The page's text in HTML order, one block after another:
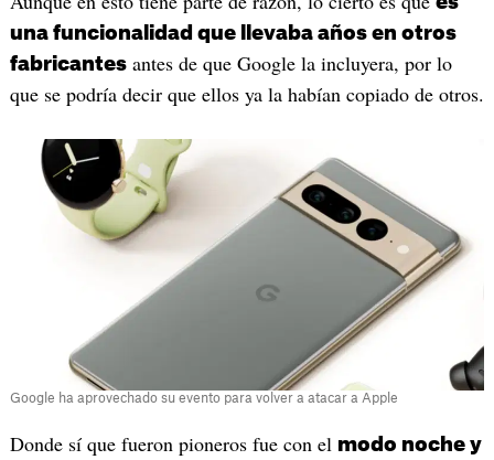
una funcionalidad que llevaba años en otros
fabricantesantes de que Google la incluyera, por lo
que se podría decir que ellos ya la habían copiado de otros.
Google ha aprovechado su evento para volver a atacar a Apple
Donde sí que fueron pioneros fue con el modo noche y